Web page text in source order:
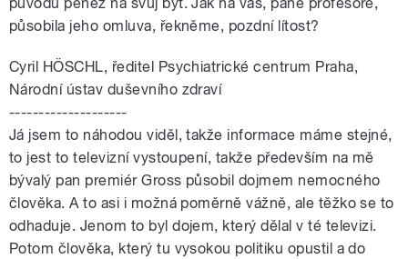
působila jeho omluva, řekněme, pozdní lítost?
Cyril HÖSCHL, ředitel Psychiatrické centrum Praha,
Národní ústav duševního zdraví
--------------------
Já jsem to náhodou viděl, takže informace máme stejné,
to jest to televizní vystoupení, takže především na mě
bývalý pan premiér Gross působil dojmem nemocného
člověka. A to asi i možná poměrně vážně, ale těžko se to
odhaduje. Jenom to byl dojem, který dělal v té televizi.
Potom člověka, který tu vysokou politiku opustil a do